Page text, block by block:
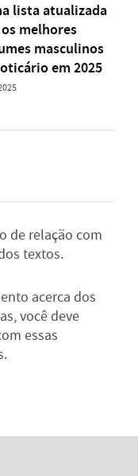
lista atualizada
melhores
masculinos
em 2025
de relação com
textos.
acerca dos
você deve
essas